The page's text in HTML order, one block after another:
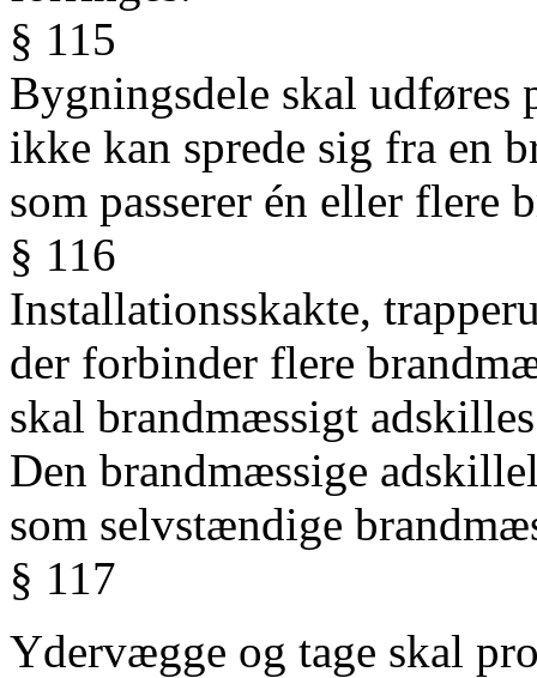
§ 115
Bygningsdele skal udføres
ikke kan sprede sig fra en
som passerer én eller flere
§ 116
Installationsskakte,
der forbinder flere
skal brandmæssigt
Den brandmæssige
som selvstændige
§ 117
Ydervægge og tage skal